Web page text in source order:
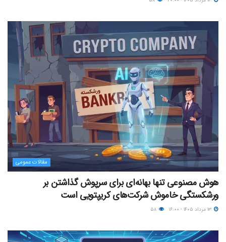
مقالات عمومی
هوش مصنوعی تنها بهانه‌ای برای سرپوش گذاشتن بر
ورشکستگی خاموش شرکت‌های کریپتویی است